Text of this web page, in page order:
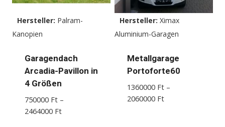
Hersteller: Palram-
Kanopien
Garagendach
Arcadia-Pavillon in
4 Größen
750000 Ft –
2464000 FtPreisspanne:
Hersteller: Ximax
Aluminium-Garagen
Metallgarage
Portoforte60
1360000 Ft –
2060000 FtPreisspanne: